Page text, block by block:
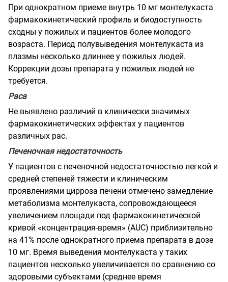
При однократном приеме внутрь 10 мг монтелукаста
фармакокинетический профиль и биодоступность
сходны у пожилых и пациентов более молодого
возраста. Период полувыведения монтелукаста из
плазмы несколько длиннее у пожилых людей.
Коррекции дозы препарата у пожилых людей не
требуется.
Раса
Не выявлено различий в клинически значимых
фармакокинетических эффектах у пациентов
различных рас.
Печеночная недостаточность
У пациентов с печеночной недостаточностью легкой и
средней степеней тяжести и клиническим
проявлениями цирроза печени отмечено замедление
метаболизма монтелукаста, сопровождающееся
увеличением площади под фармакокинетической
кривой «концентрация-время» (AUC) приблизительно
на 41% после однократного приема препарата в дозе
10 мг. Время выведения монтелукаста у таких
пациентов несколько увеличивается по сравнению со
здоровыми субъектами (среднее время